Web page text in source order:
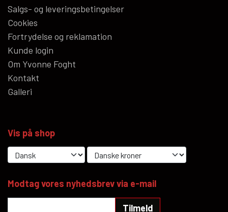
Salgs- og leveringsbetingelser
Cookies
Fortrydelse og reklamation
Kunde login
Om Yvonne Foght
Kontakt
Galleri
Vis på shop
Modtag vores nyhedsbrev via e-mail
Tilmeld